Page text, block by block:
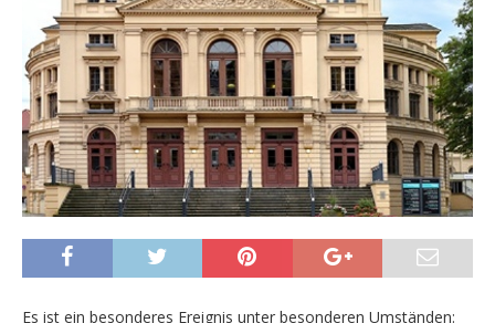
Es ist ein besonderes Ereignis unter besonderen Umständen: